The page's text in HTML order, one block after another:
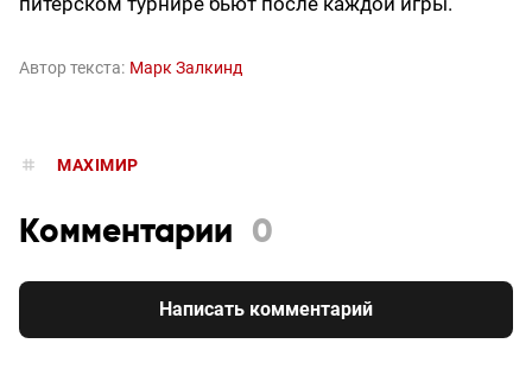
Автор текста: Марк Залкинд
MAXIMИР
Комментарии 0
Написать комментарий